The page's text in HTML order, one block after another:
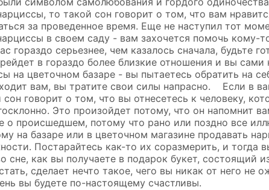
то такой сон говорит о том, что вам
за проведенное время. Еще не наступил тот
в своем саду - вам захочется помочь кому-
гораздо серьезнее, чем казалось сначала, будьте
в гораздо более близкие отношения и вы сами
на цветочном базаре - вы пытаетесь обратить на
вам, вы тратите свои силы напрасно. Если в
говорит о том, что вы отнесетесь к человеку,
Это произойдет потому, что он напомнит
о происшедшем, потому что рано или поздно все
базаре или в цветочном магазине продавать
Постарайтесь как-то их соразмерить, и тогда
как вы получаете в подарок букет, состоящий
сделает нечто такое, чего вы никак от него не
вы будете по-настоящему счастливы.